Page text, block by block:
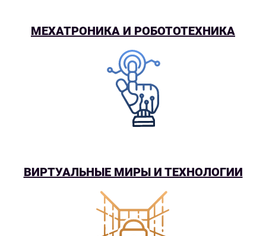
МЕХАТРОНИКА И РОБОТОТЕХНИКА
ВИРТУАЛЬНЫЕ МИРЫ И ТЕХНОЛОГИИ